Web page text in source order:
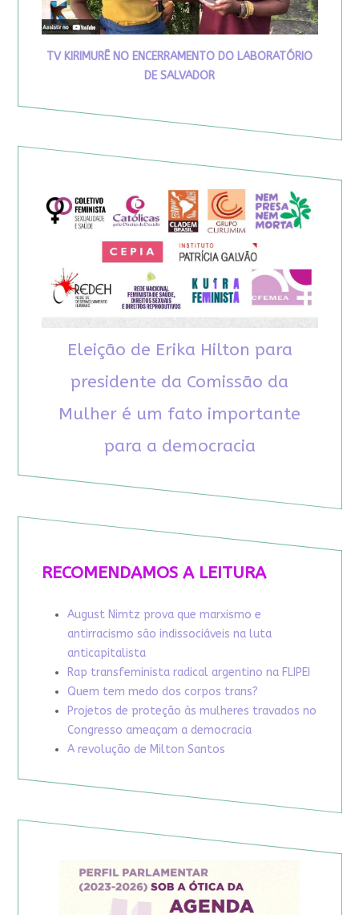
TV KIRIMURÊ NO ENCERRAMENTO DO LABORATÓRIO
DE SALVADOR
Eleição de Erika Hilton para
presidente da Comissão da
Mulher é um fato importante
para a democracia
RECOMENDAMOS A LEITURA
August Nimtz prova que marxismo e
antirracismo são indissociáveis na luta
anticapitalista
Rap transfeminista radical argentino na FLIPEI
Quem tem medo dos corpos trans?
Projetos de proteção às mulheres travados no
Congresso ameaçam a democracia
A revolução de Milton Santos